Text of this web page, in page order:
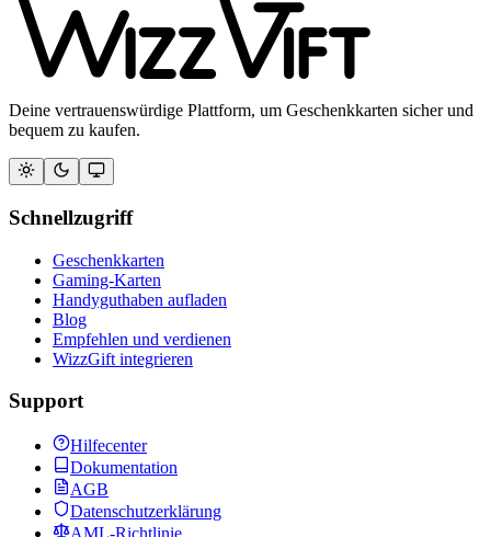
Deine vertrauenswürdige Plattform, um Geschenkkarten sicher und
bequem zu kaufen.
Schnellzugriff
Geschenkkarten
Gaming-Karten
Handyguthaben aufladen
Blog
Empfehlen und verdienen
WizzGift integrieren
Support
Hilfecenter
Dokumentation
AGB
Datenschutzerklärung
AML-Richtlinie